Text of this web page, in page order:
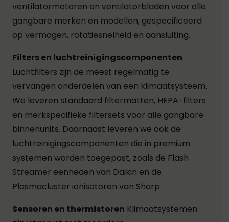
ventilatormotoren en ventilatorbladen voor alle
gangbare merken en modellen, gespecificeerd
op vermogen, rotatiesnelheid en aansluiting.
Filters en luchtreinigingscomponenten
Luchtfilters zijn de meest regelmatig te
vervangen onderdelen van een klimaatsysteem.
We leveren standaard filtermatten, HEPA-filters
en merkspecifieke filtersets voor alle gangbare
binnenunits. Daarnaast leveren we ook de
luchtreinigingscomponenten die in premium
systemen worden toegepast, zoals de Flash
Streamer eenheden van Daikin en de
Plasmacluster ionisatoren van Sharp.
Sensoren en thermistoren Klimaatsystemen